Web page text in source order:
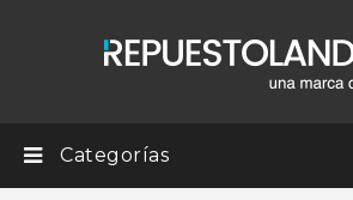
Categorías